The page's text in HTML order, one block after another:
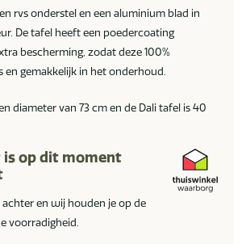
rvs onderstel en een aluminium blad in
De tafel heeft een poedercoating
bescherming, zodat deze 100%
en gemakkelijk in het onderhoud.
diameter van 73 cm en de Dali tafel is 40
op dit moment
achter en wij houden je op de
voorradigheid.